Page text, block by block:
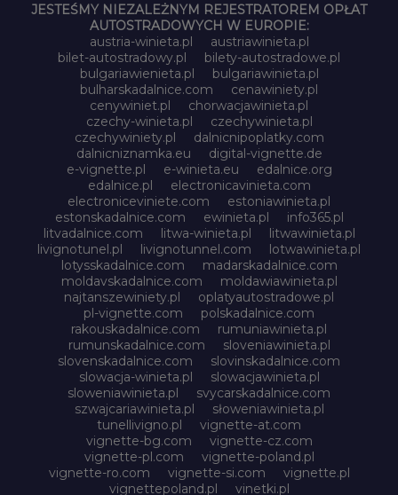
JESTEŚMY NIEZALEŻNYM REJESTRATOREM OPŁAT
AUTOSTRADOWYCH W EUROPIE:
austria-winieta.pl
austriawinieta.pl
bilet-autostradowy.pl
bilety-autostradowe.pl
bulgariawienieta.pl
bulgariawinieta.pl
bulharskadalnice.com
cenawiniety.pl
cenywiniet.pl
chorwacjawinieta.pl
czechy-winieta.pl
czechywinieta.pl
czechywiniety.pl
dalnicnipoplatky.com
dalnicniznamka.eu
digital-vignette.de
e-vignette.pl
e-winieta.eu
edalnice.org
edalnice.pl
electronicavinieta.com
electroniceviniete.com
estoniawinieta.pl
estonskadalnice.com
ewinieta.pl
info365.pl
litvadalnice.com
litwa-winieta.pl
litwawinieta.pl
livignotunel.pl
livignotunnel.com
lotwawinieta.pl
lotysskadalnice.com
madarskadalnice.com
moldavskadalnice.com
moldawiawinieta.pl
najtanszewiniety.pl
oplatyautostradowe.pl
pl-vignette.com
polskadalnice.com
rakouskadalnice.com
rumuniawinieta.pl
rumunskadalnice.com
sloveniawinieta.pl
slovenskadalnice.com
slovinskadalnice.com
slowacja-winieta.pl
slowacjawinieta.pl
sloweniawinieta.pl
svycarskadalnice.com
szwajcariawinieta.pl
słoweniawinieta.pl
tunellivigno.pl
vignette-at.com
vignette-bg.com
vignette-cz.com
vignette-pl.com
vignette-poland.pl
vignette-ro.com
vignette-si.com
vignette.pl
vignettepoland.pl
vinetki.pl